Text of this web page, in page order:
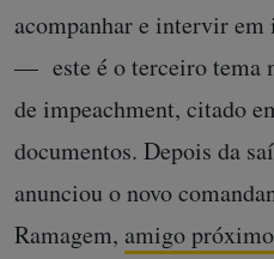
acompanhar e intervir em
— este é o terceiro tema
de impeachment, citado
documentos. Depois da
anunciou o novo
Ramagem, amigo